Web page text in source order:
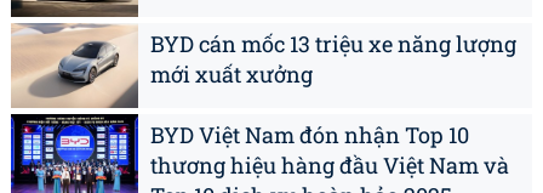
BYD cán mốc 13 triệu xe năng lượng
mới xuất xưởng
BYD Việt Nam đón nhận Top 10
thương hiệu hàng đầu Việt Nam và